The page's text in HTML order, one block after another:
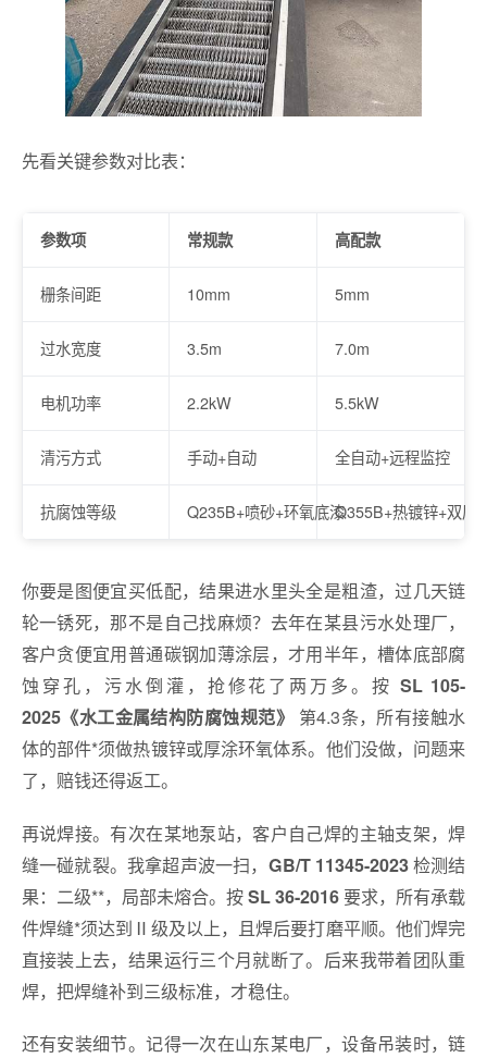
先看关键参数对比表：
参数项 常规款 高配款
栅条间距 10mm 5mm
过水宽度 3.5m 7.0m
电机功率 2.2kW 5.5kW
清污方式 手动+自动 全自动+远程监控
抗腐蚀等级 Q235B+喷砂+环氧底漆Q355B+热镀锌+双层
你要是图便宜买低配，结果进水里头全是粗渣，过几天链
轮一锈死，那不是自己找麻烦？去年在某县污水处理厂，
客户贪便宜用普通碳钢加薄涂层，才用半年，槽体底部腐
蚀穿孔，污水倒灌，抢修花了两万多。按SL 105-
2025《水工金属结构防腐蚀规范》
第4.3条，所有接触水
体的部件*须做热镀锌或厚涂环氧体系。他们没做，问题来
了，赔钱还得返工。
再说焊接。有次在某地泵站，客户自己焊的主轴支架，焊
缝一碰就裂。我拿超声波一扫， GB/T 11345-2023检测结
果：二级**，局部未熔合。按SL 36-2016要求，所有承载
件焊缝*须达到Ⅱ级及以上，且焊后要打磨平顺。他们焊完
直接装上去，结果运行三个月就断了。后来我带着团队重
焊，把焊缝补到三级标准，才稳住。
还有安装细节。记得一次在山东某电厂，设备吊装时，链